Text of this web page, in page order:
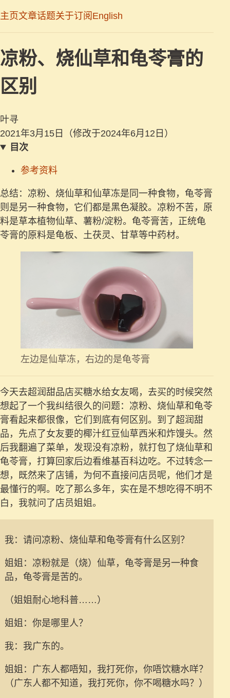
主页文章话题关于订阅 English
凉粉、烧仙草和龟苓膏的
区别
叶寻
2021年3月15日
（修改于2024年6月12日）
目次
参考资料
总结：凉粉、烧仙草和仙草冻是同一种食物，龟苓膏
则是另一种食物，它们都是黑色凝胶。凉粉不苦，原
料是草本植物仙草、薯粉/淀粉。龟苓膏苦，正统龟
苓膏的原料是龟板、土茯灵、甘草等中药材。
左边是仙草冻，右边的是龟苓膏
今天去超润甜品店买糖水给女友喝，去买的时候突然
想起了一个我纠结很久的问题：凉粉、烧仙草和龟苓
膏看起来都很像，它们到底有何区别。到了超润甜
品，先点了女友要的椰汁红豆仙草西米和炸馒头。然
后我翻遍了菜单，发现没有凉粉，就打包了烧仙草和
龟苓膏，打算回家后边看维基百科边吃。不过转念一
想，既然来了店铺，为何不直接问店员呢，他们才是
最懂行的啊。吃了那么多年，实在是不想吃得不明不
白，我就问了店员姐姐。
我：请问凉粉、烧仙草和龟苓膏有什么区别？
姐姐：凉粉就是（烧）仙草，龟苓膏是另一种食
品，龟苓膏是苦的。
（姐姐耐心地科普……）
姐姐：你是哪里人？
我：我广东的。
姐姐：广东人都唔知，我打死你，你唔饮糖水咩？
（广东人都不知道，我打死你，你不喝糖水吗？）